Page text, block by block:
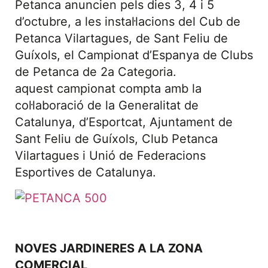
Petanca anuncien pels dies 3, 4 i 5
d’octubre, a les instal·lacions del Cub de
Petanca Vilartagues, de Sant Feliu de
Guíxols, el Campionat d’Espanya de Clubs
de Petanca de 2a Categoria.
aquest campionat compta amb la
col·laboració de la Generalitat de
Catalunya, d’Esportcat, Ajuntament de
Sant Feliu de Guíxols, Club Petanca
Vilartagues i Unió de Federacions
Esportives de Catalunya.
NOVES JARDINERES A LA ZONA